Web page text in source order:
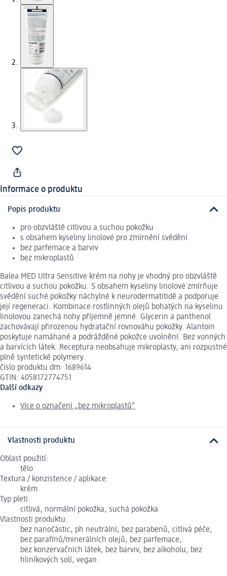
Informace o produktu
Popis produktu
pro obzvláště citlivou a suchou pokožku
s obsahem kyseliny linolové pro zmírnění svědění
bez parfemace a barviv
bez mikroplastů
Balea MED Ultra Sensitive krém na nohy je vhodný pro obzvláště
citlivou a suchou pokožku. S obsahem kyseliny linolové zmírňuje
svědění suché pokožky náchylné k neurodermatitidě a podporuje
její regeneraci. Kombinace rostlinných olejů bohatých na kyselinu
linolovou zanechá nohy příjemně jemné. Glycerin a panthenol
zachovávají přirozenou hydratační rovnováhu pokožky. Alantoin
poskytuje namáhané a podrážděné pokožce uvolnění. Bez vonných
a barvících látek. Receptura neobsahuje mikroplasty, ani rozpustné
plně syntetické polymery.
číslo produktu dm: 1689614
GTIN: 4058172774751
Další odkazy
Více o označení „bez mikroplastů“
Vlastnosti produktu
Oblast použití:
tělo
Textura / konzistence / aplikace:
krém
Typ pleti:
citlivá, normální pokožka, suchá pokožka
Vlastnosti produktu:
bez nanočástic, ph neutrální, bez parabenů, citlivá péče,
bez parafínů/minerálních olejů, bez parfemace,
bez konzervačních látek, bez barviv, bez alkoholu, bez
hliníkových solí, vegan